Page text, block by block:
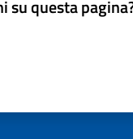
su questa